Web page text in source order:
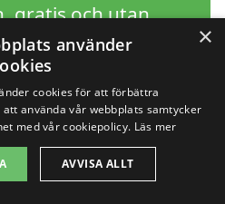
gratis och utan
för
×
använder
cookies för att förbättra
använda vår webbplats samtycker
med vår cookiepolicy. Läs mer
AVVISA ALLT